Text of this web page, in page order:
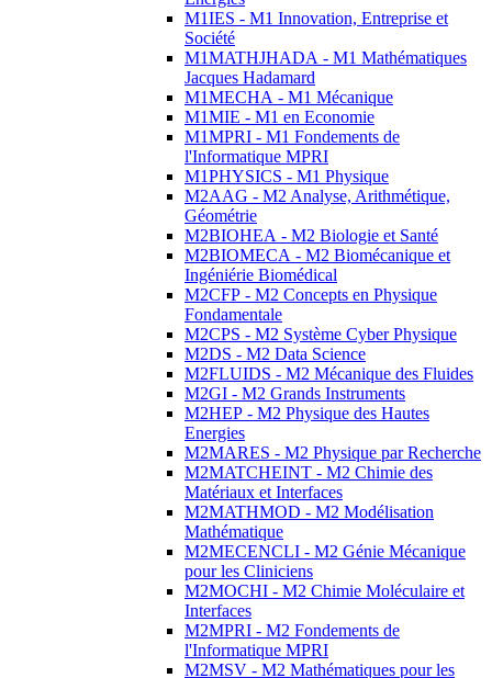
M1IES - M1 Innovation, Entreprise et
Société
M1MATHJHADA - M1 Mathématiques
Jacques Hadamard
M1MECHA - M1 Mécanique
M1MIE - M1 en Economie
M1MPRI - M1 Fondements de
l'Informatique MPRI
M1PHYSICS - M1 Physique
M2AAG - M2 Analyse, Arithmétique,
Géométrie
M2BIOHEA - M2 Biologie et Santé
M2BIOMECA - M2 Biomécanique et
Ingéniérie Biomédical
M2CFP - M2 Concepts en Physique
Fondamentale
M2CPS - M2 Système Cyber Physique
M2DS - M2 Data Science
M2FLUIDS - M2 Mécanique des Fluides
M2GI - M2 Grands Instruments
M2HEP - M2 Physique des Hautes
Energies
M2MARES - M2 Physique par Recherche
M2MATCHEINT - M2 Chimie des
Matériaux et Interfaces
M2MATHMOD - M2 Modélisation
Mathématique
M2MECENCLI - M2 Génie Mécanique
pour les Cliniciens
M2MOCHI - M2 Chimie Moléculaire et
Interfaces
M2MPRI - M2 Fondements de
l'Informatique MPRI
M2MSV - M2 Mathématiques pour les